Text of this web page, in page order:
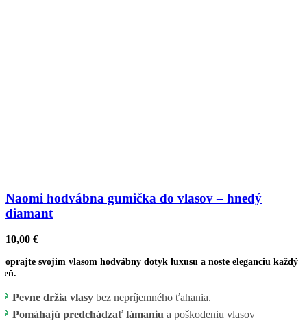
Naomi hodvábna gumička do vlasov – hnedý
diamant
10,00 €
svojim vlasom hodvábny dotyk luxusu a noste eleganciu každý
Pevne držia vlasy bez nepríjemného ťahania.
Pomáhajú predchádzať lámaniu a poškodeniu vlasov